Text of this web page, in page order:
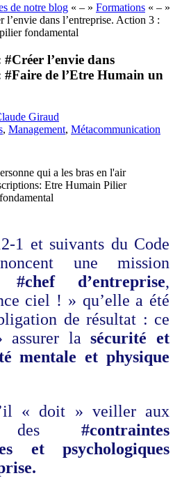
de notre blog « – » Formations « – »
dans l’entreprise. Action 3 :
fondamental
l’envie dans
#Faire de l’Etre Humain un
Giraud
, Management, Métacommunication
1 et suivants du Code
une mission
#chef d’entreprise,
ciel ! » qu’elle a été
de résultat : ce
assurer lasécurité et
mentale et physique
« doit » veiller aux
des #contraintes
et psychologiques